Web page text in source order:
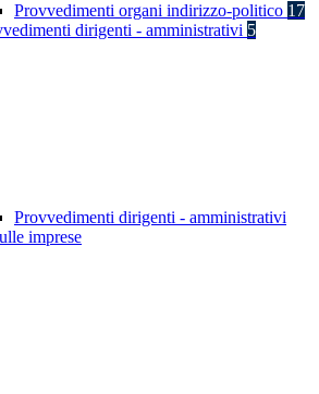
Provvedimenti organi indirizzo-politico 17
dirigenti - amministrativi 5
Provvedimenti dirigenti - amministrativi
imprese